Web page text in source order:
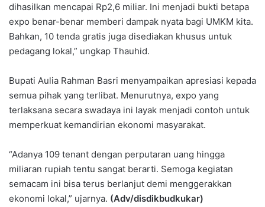
dihasilkan mencapai Rp2,6 miliar. Ini menjadi bukti betapa
expo benar-benar memberi dampak nyata bagi UMKM kita.
Bahkan, 10 tenda gratis juga disediakan khusus untuk
pedagang lokal,” ungkap Thauhid.
Bupati Aulia Rahman Basri menyampaikan apresiasi kepada
semua pihak yang terlibat. Menurutnya, expo yang
terlaksana secara swadaya ini layak menjadi contoh untuk
memperkuat kemandirian ekonomi masyarakat.
“Adanya 109 tenant dengan perputaran uang hingga
miliaran rupiah tentu sangat berarti. Semoga kegiatan
semacam ini bisa terus berlanjut demi menggerakkan
ekonomi lokal,” ujarnya. (Adv/disdikbudkukar)